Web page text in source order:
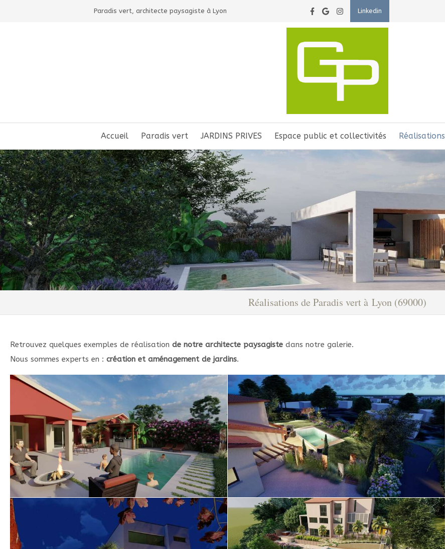
Paradis vert, architecte paysagiste à Lyon Linkedin
Accueil Paradis vert JARDINS PRIVES Espace public et collectivités Réalisations
Réalisations de Paradis vert à Lyon (69000)
Retrouvez quelques exemples de réalisation de notre architecte paysagiste dans notre galerie.
Nous sommes experts en : création et aménagement de jardins.